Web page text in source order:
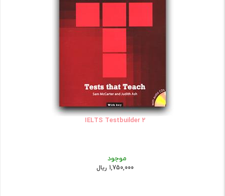
IELTS Testbuilder 2
موجود
1,750,000 ریال